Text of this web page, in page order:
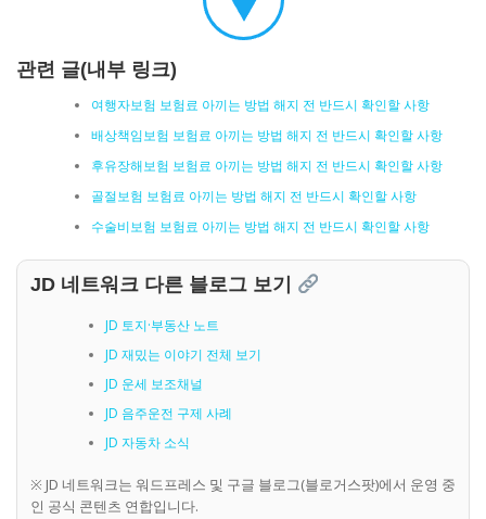
관련 글(내부 링크)
여행자보험 보험료 아끼는 방법 해지 전 반드시 확인할 사항
배상책임보험 보험료 아끼는 방법 해지 전 반드시 확인할 사항
후유장해보험 보험료 아끼는 방법 해지 전 반드시 확인할 사항
골절보험 보험료 아끼는 방법 해지 전 반드시 확인할 사항
수술비보험 보험료 아끼는 방법 해지 전 반드시 확인할 사항
JD 네트워크 다른 블로그 보기
JD 토지·부동산 노트
JD 재밌는 이야기 전체 보기
JD 운세 보조채널
JD 음주운전 구제 사례
JD 자동차 소식
※ JD 네트워크는 워드프레스 및 구글 블로그(블로거스팟)에서 운영 중
인 공식 콘텐츠 연합입니다.